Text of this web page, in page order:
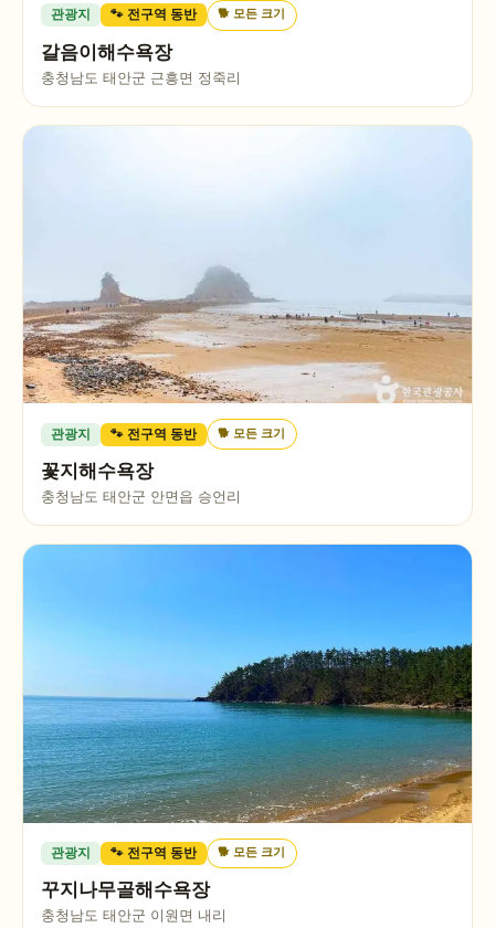
관광지 🐾 전구역 동반 🐕모든 크기
갈음이해수욕장
충청남도 태안군 근흥면 정죽리
관광지 🐾 전구역 동반 🐕 모든 크기
꽃지해수욕장
충청남도 태안군 안면읍 승언리
관광지 🐾 전구역 동반 🐕모든 크기
꾸지나무골해수욕장
충청남도 태안군 이원면 내리